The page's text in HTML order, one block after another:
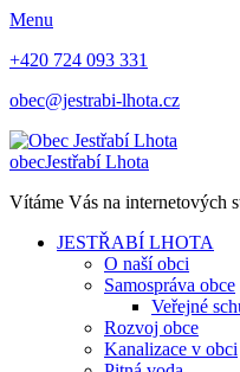
Menu
+420 724 093 331
obec@jestrabi-lhota.cz
obecJestřabí Lhota
Vítáme Vás na internetových
JESTŘABÍ LHOTA
O naší obci
Samospráva obce
Veřejné
Rozvoj obce
Kanalizace v obci